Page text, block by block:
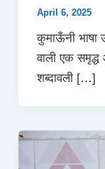
April 6, 2025
कुमाऊँनी भाषा
वाली एक
शब्दावली […]